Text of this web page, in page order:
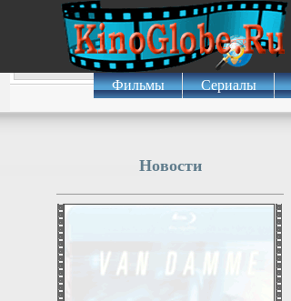
Фильмы Сериалы
Новости